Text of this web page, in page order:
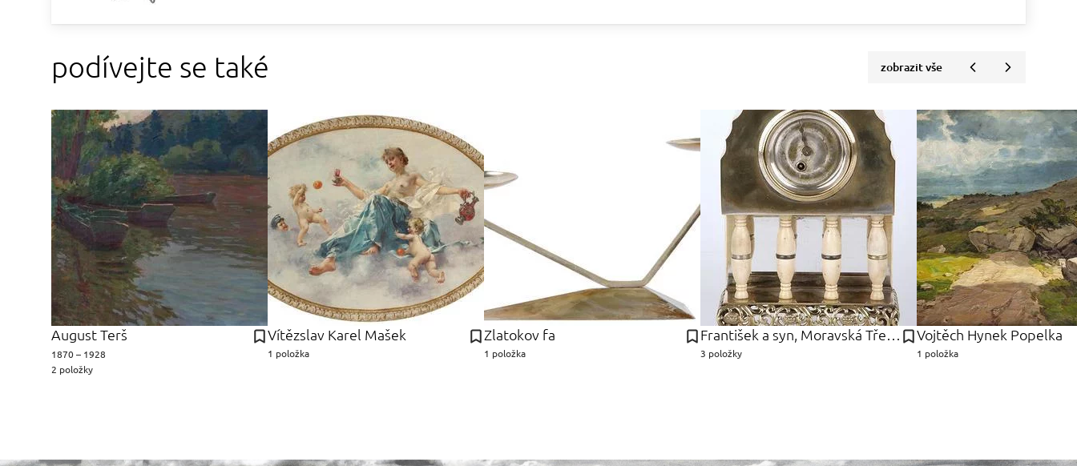
podívejte se také zobrazit vše
August Terš
1870 – 1928
2 položky
Vítězslav Karel Mašek
1 položka
Zlatokov fa
1 položka
František a syn, Moravská Třebová Bibus
3 položky
Vojtěch Hynek Popelka
1 položka